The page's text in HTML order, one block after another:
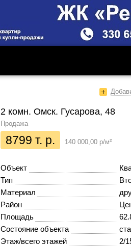
Продажа
2 комн. Омск. Гусарова, 48
8799 т. р. 140 000,00 р/м²
Объект
Тип
Материал
Район
Площадь
Состояние объекта
Этаж/всего этажей
2/